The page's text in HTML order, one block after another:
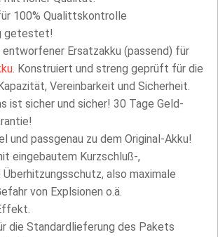
100% Qualittskontrolle
getestet!
Ersatzakku (passend) für
. Konstruiert und streng geprüft für die
Vereinbarkeit und Sicherheit.
ist sicher und sicher! 30 Tage Geld-
und passgenau zu dem Original-Akku!
eingebautem Kurzschluß-,
Überhitzungsschutz, also maximale
von Explsionen o.ä.
die Standardlieferung des Pakets